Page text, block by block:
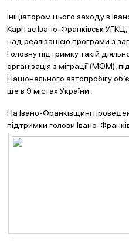
Ініціатором цього заходу в
Карітас Івано-Франківськ
над реалізацією програми з
Головну підтримку такій
організація з міграції (МОМ),
Національного автопробігу
ще в 9 містах України.
На Івано-Франківщині
підтримки голови Івано-